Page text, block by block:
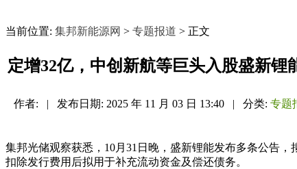
当前位置: 集邦新能源网 > 专题报道 > 正文
定增32亿，中创新航等巨头入股盛新锂
作者: | 发布日期: 2025 年 11 月 03 日 13:40 | 分类: 专题
集邦光储观察获悉，10月31日晚，盛新锂能发布多条公告
扣除发行费用后拟用于补充流动资金及偿还债务。